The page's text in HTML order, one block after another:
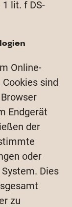
lit. f DS-
Online-
sind
Endgerät
der
oder
Dies
zu